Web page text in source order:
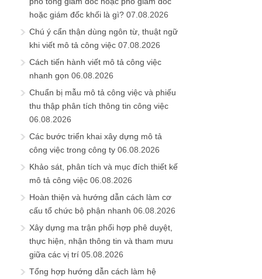
hoặc giám đốc khối là gì? 07.08.2026
Chú ý cẩn thận dùng ngôn từ, thuật ngữ
khi viết mô tả công việc 07.08.2026
Cách tiến hành viết mô tả công việc
nhanh gọn 06.08.2026
Chuẩn bị mẫu mô tả công việc và phiếu
thu thập phân tích thông tin công việc
06.08.2026
Các bước triển khai xây dựng mô tả
công việc trong công ty 06.08.2026
Khảo sát, phân tích và mục đích thiết kế
mô tả công việc 06.08.2026
Hoàn thiện và hướng dẫn cách làm cơ
cấu tổ chức bộ phận nhanh 06.08.2026
Xây dựng ma trận phối hợp phê duyệt,
thực hiện, nhận thông tin và tham mưu
giữa các vị trí 05.08.2026
Tổng hợp hướng dẫn cách làm hệ